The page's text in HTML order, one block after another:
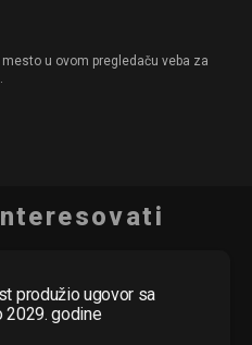
u ovom pregledaču veba za
produžio ugovor sa
2029. godine